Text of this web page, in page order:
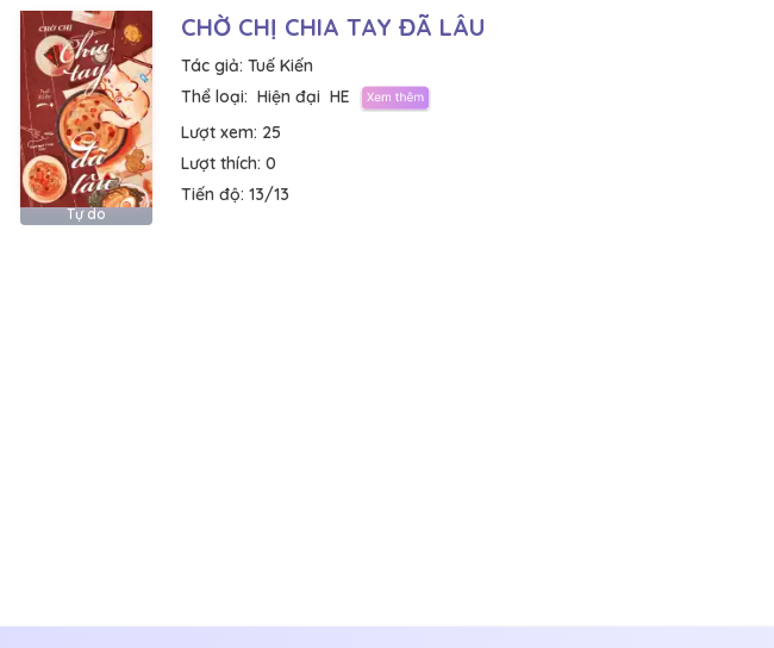
Tự do
CHỜ CHỊ CHIA TAY ĐÃ LÂU
Tác giả: Tuế Kiến
Thể loại: Hiện đại HE
Lượt xem: 25
Lượt thích: 0
Tiến độ: 13/13